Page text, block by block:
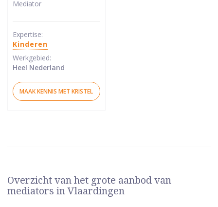
van
Mediator
Expertise:
Kinderen
Werkgebied:
Heel Nederland
MAAK KENNIS MET KRISTEL
Overzicht van het grote aanbod van
mediators in Vlaardingen